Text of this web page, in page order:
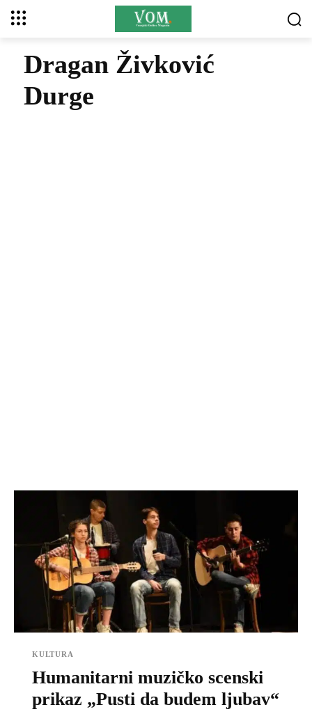
Dragan Živković
Durge
KULTURA
Humanitarni muzičko scenski
prikaz „Pusti da budem ljubav“